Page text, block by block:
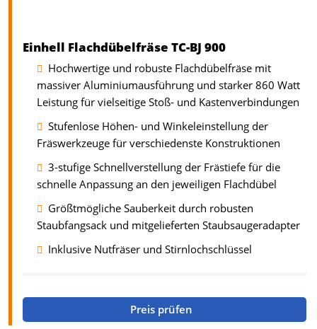
Einhell Flachdübelfräse TC-BJ 900
Hochwertige und robuste Flachdübelfräse mit
massiver Aluminiumausführung und starker 860 Watt
Leistung für vielseitige Stoß- und Kastenverbindungen
Stufenlose Höhen- und Winkeleinstellung der
Fräswerkzeuge für verschiedenste Konstruktionen
3-stufige Schnellverstellung der Frästiefe für die
schnelle Anpassung an den jeweiligen Flachdübel
Größtmögliche Sauberkeit durch robusten
Staubfangsack und mitgelieferten Staubsaugeradapter
Inklusive Nutfräser und Stirnlochschlüssel
Preis prüfen